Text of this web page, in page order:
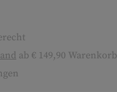
ab € 149,90 Warenkorb